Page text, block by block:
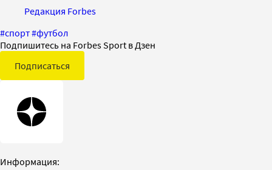
Редакция Forbes
#спорт#футбол
Подпишитесь на Forbes Sport в Дзен
Подписаться
Информация: